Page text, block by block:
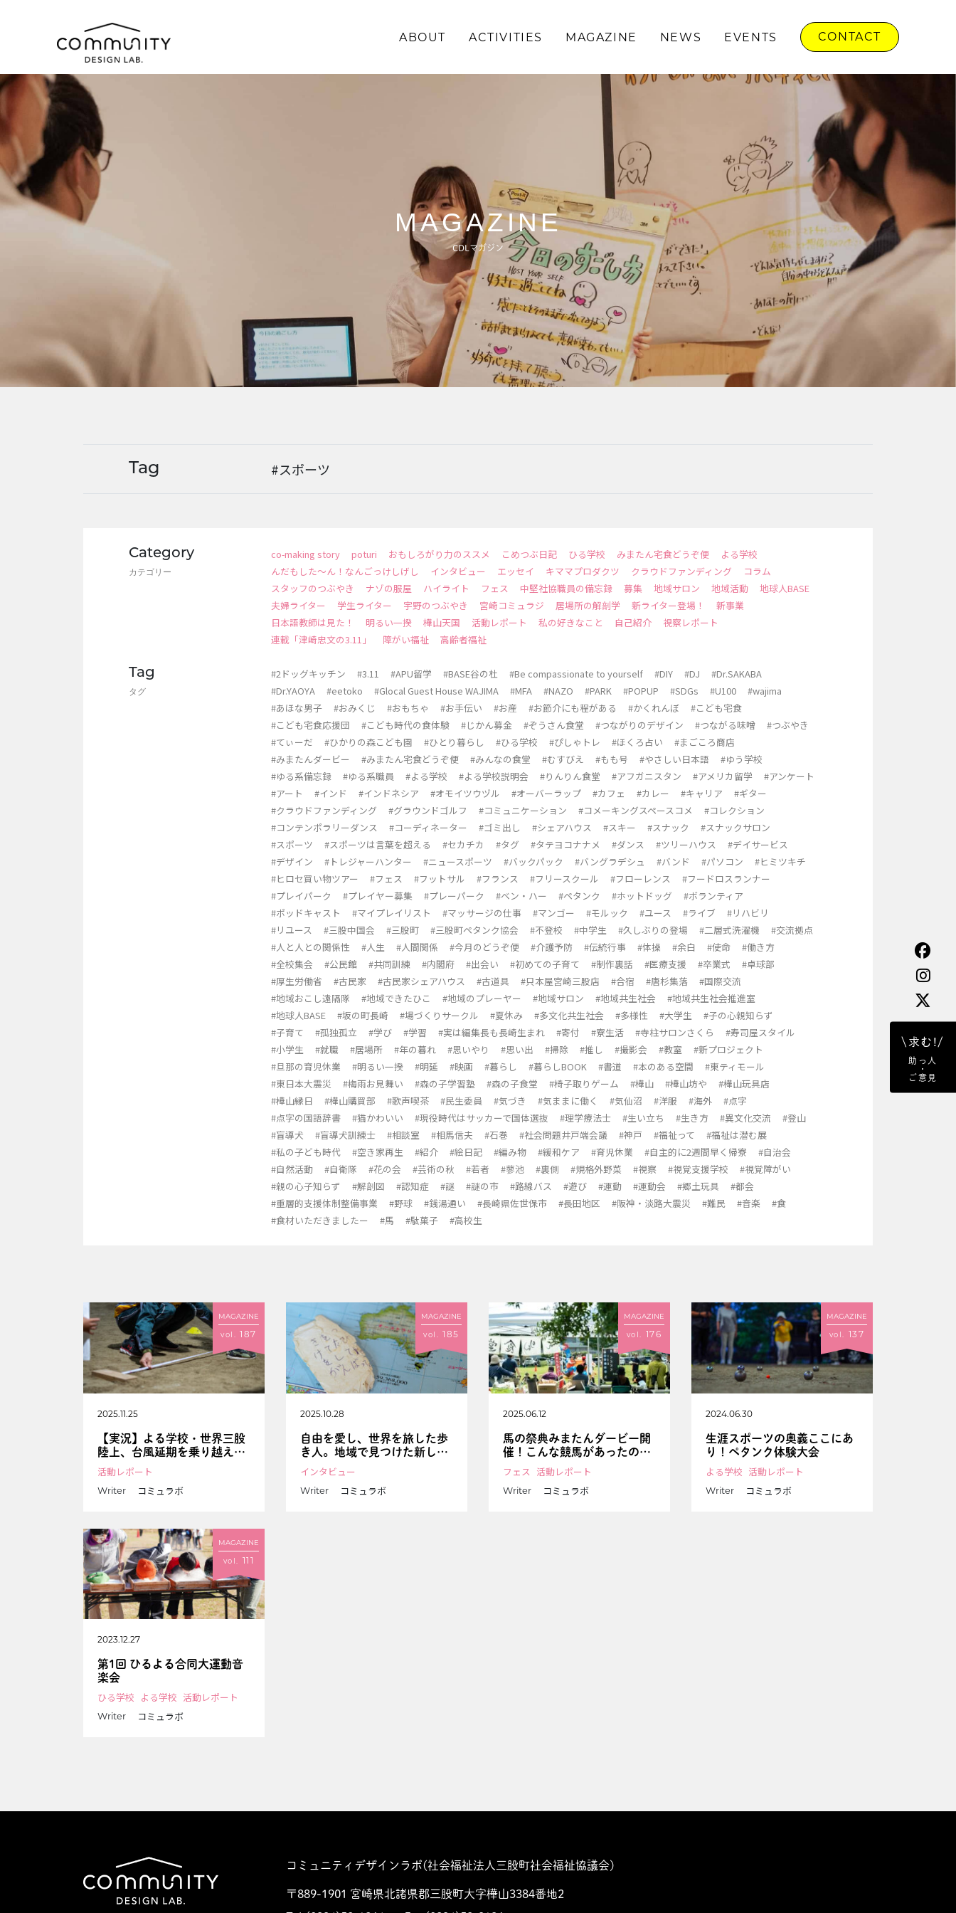
ABOUT ACTIVITIES MAGAZINE NEWS EVENTS CONTACT
ABOUT
ACTIVITIES
MAGAZINE
NEWS
EVENTS
MAGAZINE
CDLマガジン
Tag #スポーツ
Category
カテゴリー
co-making story poturi おもしろがり力のススメ こめつぶ日記 ひる学校 みまたん宅食どうぞ便
よる学校
んだもした～ん！なんごっけしげし
インタビュー エッセイ キママプロダクツ クラウドファンディング
コラム
スタッフのつぶやき
ナゾの服屋 ハイライト フェス 中堅社協職員の備忘録 募集 地域サロン 地域活動
地球人BASE
夫婦ライター
学生ライター 宇野のつぶやき 宮崎コミュラジ 居場所の解剖学 新ライター登場！
新事業
日本語教師は見た！
明るい一揆 樺山天国 活動レポート 私の好きなこと 自己紹介
視察レポート
連載「津崎忠文の3.11」
障がい福祉 高齢者福祉
Tag
タグ
#2ドッグキッチン #3.11 #APU留学 #BASE谷の杜 #Be compassionate to yourself #DIY #DJ
#Dr.SAKABA
#Dr.YAOYA
#eetoko #Glocal Guest House WAJIMA #MFA #NAZO #PARK #POPUP #SDGs #U100
#wajima
#あほな男子
#おみくじ #おもちゃ #お手伝い #お産 #お節介にも程がある #かくれんぼ
#こども宅食
#こども宅食応援団
#こども時代の食体験 #じかん募金 #ぞうさん食堂 #つながりのデザイン #つながる味噌
#つぶやき
#てぃーだ
#ひかりの森こども園 #ひとり暮らし #ひる学校 #ぴしゃトレ #ほくろ占い
#まごころ商店
#みまたんダービー
#みまたん宅食どうぞ便 #みんなの食堂 #むすびえ #もも号 #やさしい日本語
#ゆう学校
#ゆる系備忘録
#ゆる系職員 #よる学校 #よる学校説明会 #りんりん食堂 #アフガニスタン #アメリカ留学
#アンケート
#アート
#インド #インドネシア #オモイツウヅル #オーバーラップ #カフェ #カレー #キャリア
#ギター
#クラウドファンディング
#グラウンドゴルフ #コミュニケーション #コメーキングスペースコメ
#コレクション
#コンテンポラリーダンス
#コーディネーター #ゴミ出し #シェアハウス #スキー #スナック
#スナックサロン
#スポーツ
#スポーツは言葉を超える #セカチカ #タグ #タテヨコナナメ #ダンス #ツリーハウス
#デイサービス
#デザイン
#トレジャーハンター #ニュースポーツ #バックパック #バングラデシュ #バンド #パソコン
#ヒミツキチ
#ヒロセ買い物ツアー
#フェス #フットサル #フランス #フリースクール #フローレンス
#フードロスランナー
#プレイパーク
#プレイヤー募集 #プレーパーク #ベン・ハー #ペタンク #ホットドッグ
#ボランティア
#ポッドキャスト
#マイプレイリスト #マッサージの仕事 #マンゴー #モルック #ユース #ライブ
#リハビリ
#リユース
#三股中国会 #三股町 #三股町ペタンク協会 #不登校 #中学生 #久しぶりの登場 #二層式洗濯機
#交流拠点
#人と人との関係性
#人生 #人間関係 #今月のどうぞ便 #介護予防 #伝統行事 #体操 #余白 #使命
#働き方
#全校集会
#公民館 #共同訓練 #内閣府 #出会い #初めての子育て #制作裏話 #医療支援 #卒業式
#卓球部
#厚生労働省
#古民家 #古民家シェアハウス #古道具 #只本屋宮崎三股店 #合宿 #唐杉集落
#国際交流
#地域おこし遠隔隊
#地域できたひこ #地域のプレーヤー #地域サロン #地域共生社会
#地域共生社会推進室
#地球人BASE
#坂の町長崎 #場づくりサークル #夏休み #多文化共生社会 #多様性 #大学生
#子の心親知らず
#子育て
#孤独孤立 #学び #学習 #実は編集長も長崎生まれ #寄付 #寮生活 #寺柱サロンさくら
#寿司屋スタイル
#小学生
#就職 #居場所 #年の暮れ #思いやり #思い出 #掃除 #推し #撮影会 #教室
#新プロジェクト
#旦那の育児休業
#明るい一揆 #明延 #映画 #暮らし #暮らしBOOK #書道 #本のある空間
#東ティモール
#東日本大震災
#梅雨お見舞い #森の子学習塾 #森の子食堂 #椅子取りゲーム #樺山 #樺山坊や
#樺山玩具店
#樺山縁日
#樺山購買部 #歌声喫茶 #民生委員 #気づき #気ままに働く #気仙沼 #洋服 #海外
#点字
#点字の国語辞書
#猫かわいい #現役時代はサッカーで国体選抜 #理学療法士 #生い立ち #生き方 #異文化交流
#登山
#盲導犬
#盲導犬訓練士 #相談室 #相馬信夫 #石巻 #社会問題井戸端会議 #神戸 #福祉って
#福祉は潜む展
#私の子ども時代
#空き家再生 #紹介 #絵日記 #編み物 #緩和ケア #育児休業 #自主的に2週間早く帰寮
#自治会
#自然活動
#自衛隊 #花の会 #芸術の秋 #若者 #蓼池 #裏側 #規格外野菜 #視察 #視覚支援学校
#視覚障がい
#親の心子知らず
#解剖図 #認知症 #謎 #謎の市 #路線バス #遊び #運動 #運動会 #郷土玩具
#都会
#重層的支援体制整備事業
#野球 #銭湯通い #長崎県佐世保市 #長田地区 #阪神・淡路大震災 #難民 #音楽
#食
#食材いただきましたー
#馬 #駄菓子 #高校生
MAGAZINE
vol. 187
2025.11.25
【実況】よる学校・世界三股
陸上、台風延期を乗り越え、
ついに開幕
活動レポート
Writer コミュラボ
MAGAZINE
vol. 185
2025.10.28
自由を愛し、世界を旅した歩
き人。地域で見つけた新しい
旅路
インタビュー
Writer コミュラボ
MAGAZINE
vol. 176
2025.06.12
馬の祭典みまたんダービー開
催！こんな競馬があったのか
と感動の嵐
フェス 活動レポート
Writer コミュラボ
MAGAZINE
vol. 137
2024.06.30
生涯スポーツの奥義ここにあ
り！ペタンク体験大会
よる学校 活動レポート
Writer コミュラボ
MAGAZINE
vol. 111
2023.12.27
第1回 ひるよる合同大運動音
楽会
ひる学校 よる学校 活動レポート
Writer コミュラボ
コミュニティデザインラボ(社会福祉法人三股町社会福祉協議会)
〒889-1901 宮崎県北諸県郡三股町大字樺山3384番地2
\求む!/
助っ人
・
ご意見